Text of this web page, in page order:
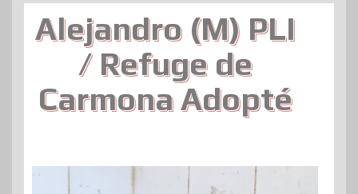
Alejandro (M) PLI
/ Refuge de
Carmona Adopté